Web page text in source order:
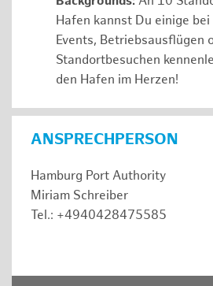
Hafen kannst Du einige
Events, Betriebsausflügen
Standortbesuchen
den Hafen im Herzen!
ANSPRECHPERSON
Hamburg Port Authority
Miriam Schreiber
Tel.: +4940428475585